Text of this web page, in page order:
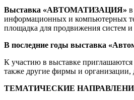
Выставка «АВТОМАТИЗАЦИЯ»
информационных и компьютерных
площадка для продвижения систем
В последние годы выставка
К участию в выставке приглашаются
также другие фирмы и организации,
ТЕМАТИЧЕСКИЕ